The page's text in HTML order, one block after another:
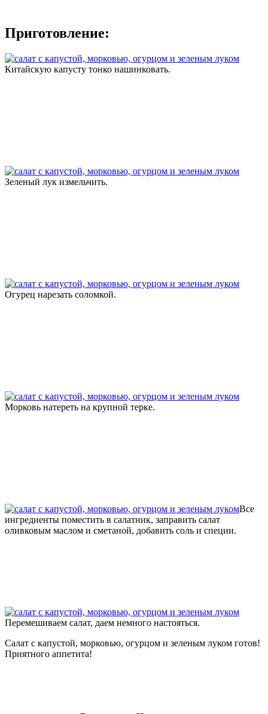
Приготовление:
Китайскую капусту тонко нашинковать.
Зеленый лук измельчить.
Огурец нарезать соломкой.
Морковь натереть на крупной терке.
Все
ингредиенты поместить в салатник, заправить салат
оливковым маслом и сметаной, добавить соль и специи.
Перемешиваем салат, даем немного настояться.
Салат с капустой, морковью, огурцом и зеленым луком готов!
Приятного аппетита!